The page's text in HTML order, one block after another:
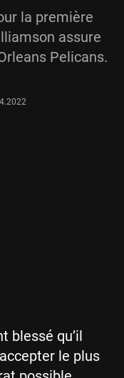
la première
assure
Pelicans.
blessé qu’il
le plus